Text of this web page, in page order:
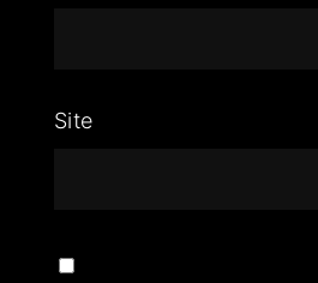
Site